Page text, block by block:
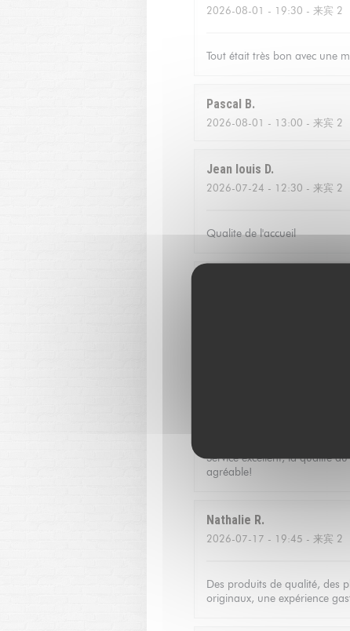
2026-08-01 - 19:30 - 来宾 2
Tout était très bon avec une
Pascal B
2026-08-01 - 13:00 - 来宾 2
Jean louis D
2026-07-24 - 12:30 - 来宾 2
Qualite de l'accueil
Fantastic food and good
Service excellent, la qualité
agréable!
Nathalie R
2026-07-17 - 19:45 - 来宾 2
Des produits de qualité, des
originaux, une expérience